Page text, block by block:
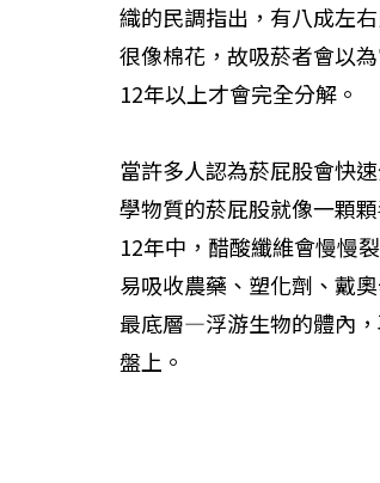
織的民調指出，有八成左
很像棉花，故吸菸者會以
12年以上才會完全分解。
當許多人認為菸屁股會快
學物質的菸屁股就像一顆
12年中，醋酸纖維會慢慢
易吸收農藥、塑化劑、戴
最底層—浮游生物的體內
盤上。